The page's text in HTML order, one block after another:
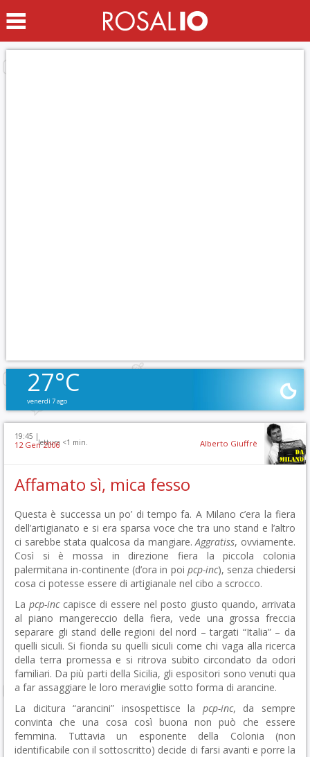
27°C
venerdì 7 ago
19:45 |
lettura <1 min.
12 Gen 2006 Alberto Giuffrè
Affamato sì, mica fesso
Questa è successa un po’ di tempo fa. A Milano c’era la fiera
dell’artigianato e si era sparsa voce che tra uno stand e l’altro
ci sarebbe stata qualcosa da mangiare.Aggratiss, ovviamente.
Così si è mossa in direzione fiera la piccola colonia
palermitana in-continente (d’ora in poi pcp-inc), senza chiedersi
cosa ci potesse essere di artigianale nel cibo a scrocco.
La pcp-inccapisce di essere nel posto giusto quando, arrivata
al piano mangereccio della fiera, vede una grossa freccia
separare gli stand delle regioni del nord – targati “Italia” – da
quelli siculi. Si fionda su quelli siculi come chi vaga alla ricerca
della terra promessa e si ritrova subito circondato da odori
familiari. Da più parti della Sicilia, gli espositori sono venuti qua
a far assaggiare le loro meraviglie sotto forma di arancine.
La dicitura “arancini” insospettisce la pcp-inc, da sempre
convinta che una cosa così buona non può che essere
femmina. Tuttavia un esponente della Colonia (non
identificabile con il sottoscritto) decide di farsi avanti e porre la